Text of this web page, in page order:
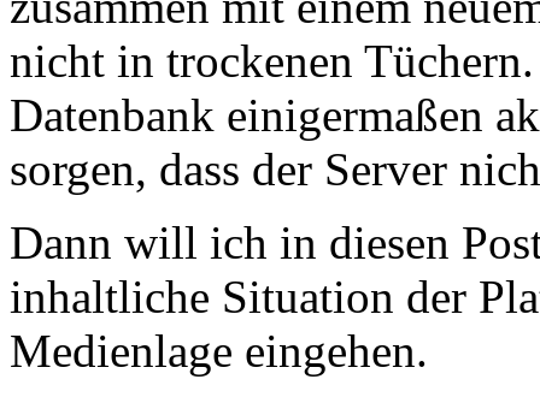
nicht in trockenen
Datenbank einigermaßen
sorgen, dass der Server
Dann will ich in diesen
inhaltliche Situation der
Medienlage eingehen.